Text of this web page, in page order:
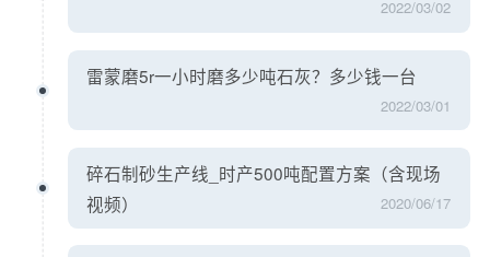
2022/03/02
雷蒙磨5r一小时磨多少吨石灰？多少钱一台
2022/03/01
碎石制砂生产线_时产500吨配置方案（含现场
视频）
2020/06/17